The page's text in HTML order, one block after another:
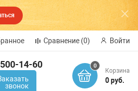
Сравнение (0) Войти
14-60
звонок
0
Корзина
0 руб.